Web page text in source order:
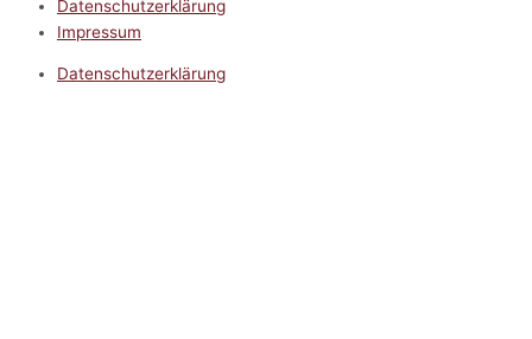
Datenschutzerklärung
Impressum
Datenschutzerklärung